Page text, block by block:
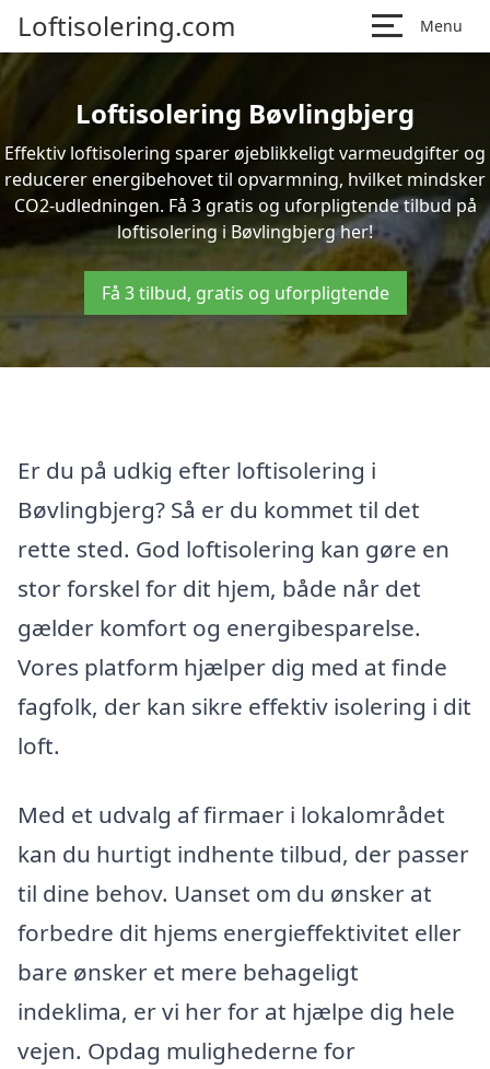
Loftisolering.com Menu
Loftisolering Bøvlingbjerg
Effektiv loftisolering sparer øjeblikkeligt varmeudgifter og
reducerer energibehovet til opvarmning, hvilket mindsker
CO2-udledningen. Få 3 gratis og uforpligtende tilbud på
loftisolering i Bøvlingbjerg her!
Få 3 tilbud, gratis og uforpligtende
Er du på udkig efter loftisolering i
Bøvlingbjerg? Så er du kommet til det
rette sted. God loftisolering kan gøre en
stor forskel for dit hjem, både når det
gælder komfort og energibesparelse.
Vores platform hjælper dig med at finde
fagfolk, der kan sikre effektiv isolering i dit
loft.
Med et udvalg af firmaer i lokalområdet
kan du hurtigt indhente tilbud, der passer
til dine behov. Uanset om du ønsker at
forbedre dit hjems energieffektivitet eller
bare ønsker et mere behageligt
indeklima, er vi her for at hjælpe dig hele
vejen. Opdag mulighederne for